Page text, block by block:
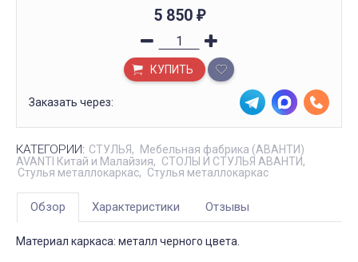
5 850 ₽
КУПИТЬ
Заказать через:
КАТЕГОРИИ: СТУЛЬЯ
Мебельная фабрика (АВАНТИ)
AVANTI Китай и Малайзия
СТОЛЫ И СТУЛЬЯ АВАНТИ
Стулья металлокаркас
Стулья металлокаркас
Обзор Характеристики Отзывы
Материал каркаса: металл черного цвета.